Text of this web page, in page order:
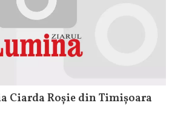
Ciarda Roșie din Timișoara